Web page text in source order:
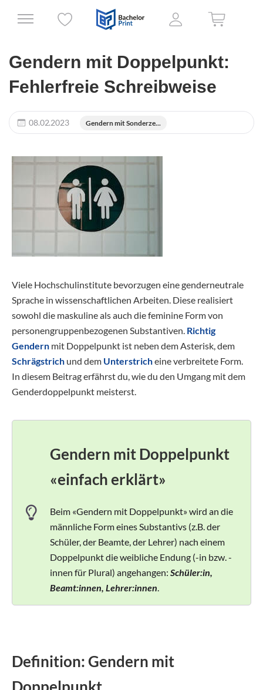
Gendern mit Doppelpunkt:
Fehlerfreie Schreibweise
08.02.2023 Gendern mit Sonderze...
Viele Hochschulinstitute bevorzugen eine genderneutrale
Sprache in wissenschaftlichen Arbeiten. Diese realisiert
sowohl die maskuline als auch die feminine Form von
personengruppenbezogenen Substantiven. Richtig
Gendern mit Doppelpunkt ist neben dem Asterisk, dem
Schrägstrich und dem Unterstricheine verbreitete Form.
In diesem Beitrag erfährst du, wie du den Umgang mit dem
Genderdoppelpunkt meisterst.
Gendern mit Doppelpunkt
«einfach erklärt»
Beim «Gendern mit Doppelpunkt» wird an die
männliche Form eines Substantivs (z.B. der
Schüler, der Beamte, der Lehrer) nach einem
Doppelpunkt die weibliche Endung (-in bzw. -
innen für Plural) angehangen: Schüler:in,
Beamt:innen, Lehrer:innen.
Definition: Gendern mit